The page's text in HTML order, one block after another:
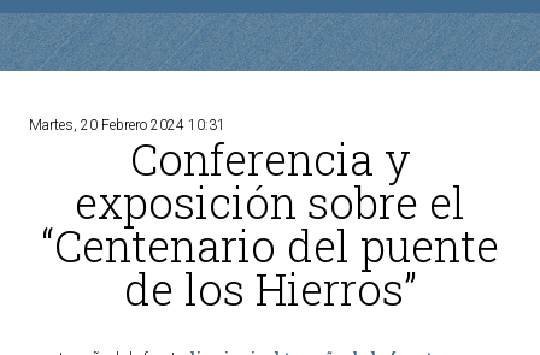
AYUNTAMIENTO
Saluda de la Alcaldesa
Equipo de Gobierno
Corporación Municipal - Legislatura 2023-2027
Delegaciones Municipales
Martes, 20 Febrero 2024 10:31
Conferencia y
exposición sobre el
“Centenario del puente
de los Hierros”